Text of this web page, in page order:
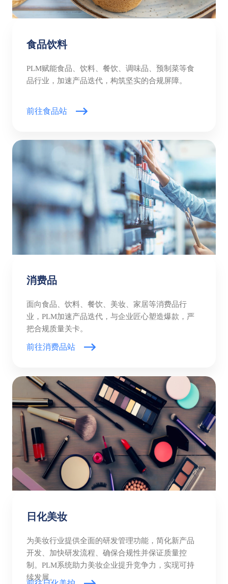
食品饮料
PLM赋能食品、饮料、餐饮、调味品、预制菜等食
品行业，加速产品迭代，构筑坚实的合规屏障。
前往食品站
消费品
面向食品、饮料、餐饮、美妆、家居等消费品行
业，PLM加速产品迭代，与企业匠心塑造爆款，严
把合规质量关卡。
前往消费品站
日化美妆
为美妆行业提供全面的研发管理功能，简化新产品
开发、加快研发流程、确保合规性并保证质量控
制。PLM系统助力美妆企业提升竞争力，实现可持
续发展。